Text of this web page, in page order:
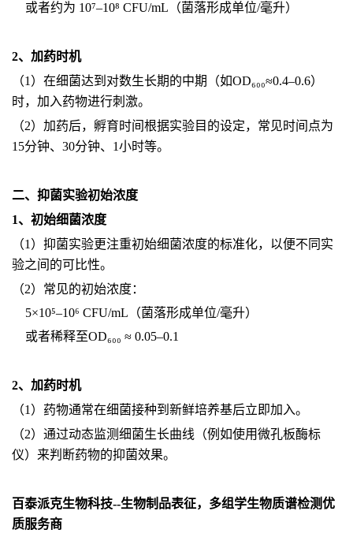
或者约为 10⁷–10⁸ CFU/mL（菌落形成单位/毫升）
2、加药时机
（1）在细菌达到对数生长期的中期（如OD₆₀₀≈0.4–0.6）
时，加入药物进行刺激。
（2）加药后，孵育时间根据实验目的设定，常见时间点为
15分钟、30分钟、1小时等。
二、抑菌实验初始浓度
1、初始细菌浓度
（1）抑菌实验更注重初始细菌浓度的标准化，以便不同实
验之间的可比性。
（2）常见的初始浓度：
5×10⁵–10⁶ CFU/mL（菌落形成单位/毫升）
或者稀释至OD₆₀₀ ≈ 0.05–0.1
2、加药时机
（1）药物通常在细菌接种到新鲜培养基后立即加入。
（2）通过动态监测细菌生长曲线（例如使用微孔板酶标
仪）来判断药物的抑菌效果。
百泰派克生物科技--生物制品表征，多组学生物质谱检测优
质服务商